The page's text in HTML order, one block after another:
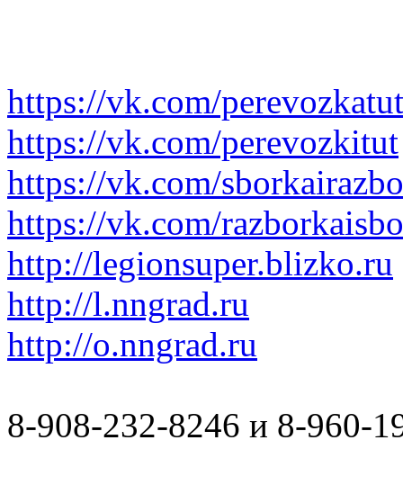
https://vk.com/perevozkatut
https://vk.com/perevozkitut
https://vk.com/
https://vk.com/
http://legionsuper.blizko.ru
http://l.nngrad.ru
http://o.nngrad.ru
8-908-232-8246 и 8-960-